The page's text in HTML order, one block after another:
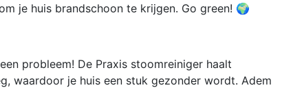
je huis brandschoon te krijgen. Go green! 🌍
probleem! De Praxis stoomreiniger haalt
waardoor je huis een stuk gezonder wordt. Adem